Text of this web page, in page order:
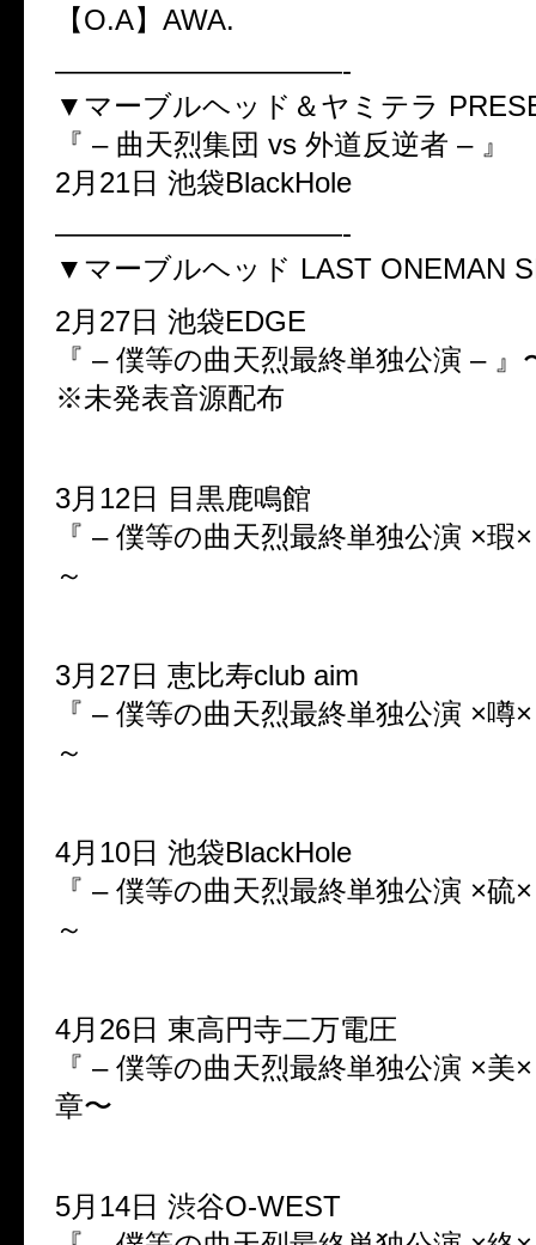
【O.A】AWA.
——————————-
▼マーブルヘッド＆ヤミテラ
『 – 曲天烈集団 vs 外道反逆者 – 』
2月21日 池袋BlackHole
——————————-
▼マーブルヘッド LAST ONEMAN
2月27日 池袋EDGE
『 – 僕等の曲天烈最終単独公演 – 』
※未発表音源配布
3月12日 目黒鹿鳴館
『 – 僕等の曲天烈最終単独公演 ×瑕
～
3月27日 恵比寿club aim
『 – 僕等の曲天烈最終単独公演 ×噂
～
4月10日 池袋BlackHole
『 – 僕等の曲天烈最終単独公演 ×硫
～
4月26日 東高円寺二万電圧
『 – 僕等の曲天烈最終単独公演 ×美
章〜
5月14日 渋谷O-WEST